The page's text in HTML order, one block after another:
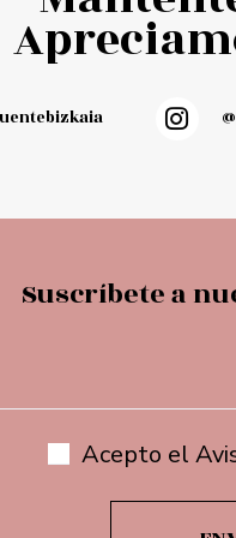
Suscríbete a
Acepto el